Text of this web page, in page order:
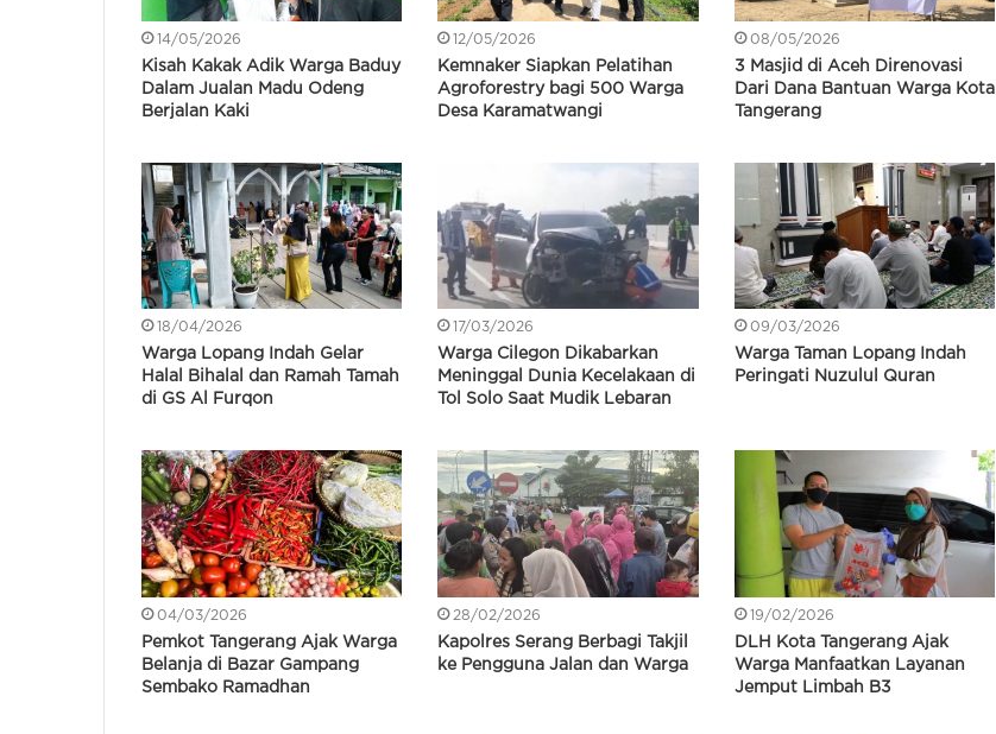
14/05/2026
Kisah Kakak Adik Warga Baduy
Dalam Jualan Madu Odeng
Berjalan Kaki
12/05/2026
Kemnaker Siapkan Pelatihan
Agroforestry bagi 500 Warga
Desa Karamatwangi
08/05/2026
3 Masjid di Aceh Direnovasi
Dari Dana Bantuan Warga Kota
Tangerang
18/04/2026
Warga Lopang Indah Gelar
Halal Bihalal dan Ramah Tamah
di GS Al Furqon
17/03/2026
Warga Cilegon Dikabarkan
Meninggal Dunia Kecelakaan di
Tol Solo Saat Mudik Lebaran
09/03/2026
Warga Taman Lopang Indah
Peringati Nuzulul Quran
04/03/2026
Pemkot Tangerang Ajak Warga
Belanja di Bazar Gampang
Sembako Ramadhan
28/02/2026
Kapolres Serang Berbagi Takjil
ke Pengguna Jalan dan Warga
19/02/2026
DLH Kota Tangerang Ajak
Warga Manfaatkan Layanan
Jemput Limbah B3